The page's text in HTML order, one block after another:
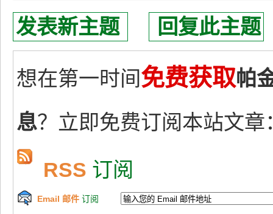
发表新主题 回复此主题
想在第一时间免费获取帕
息？立即免费订阅本站文章
RSS 订阅
Email 邮件 订阅